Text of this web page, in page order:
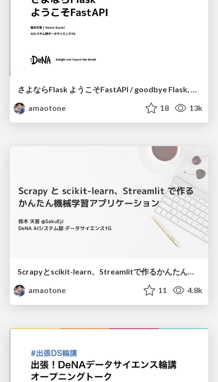
さよならFlask ようこそFastAPI / goodbye Flask, welcome FastAPI
amaotone
18 13k
Scrapyとscikit-learn、Streamlitで作るかんたん機械学習アプリケーション / Making ML App with Scrapy, scikit-learn, and Streamlit
amaotone
11 4.8k